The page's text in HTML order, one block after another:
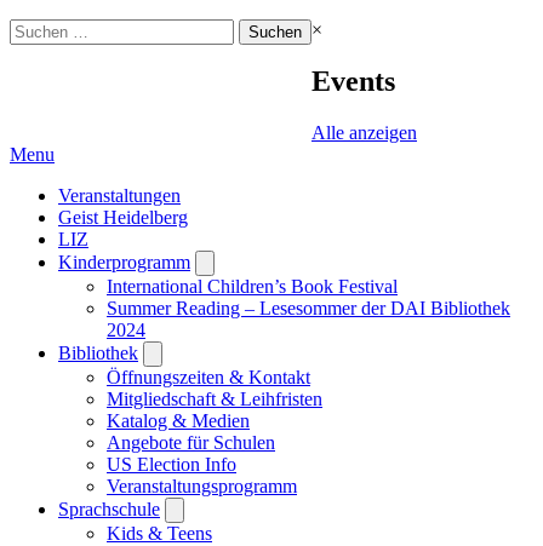
Suchen
nach:
×
Events
Alle anzeigen
Menu
Veranstaltungen
Geist Heidelberg
LIZ
Kinderprogramm
submenu
International Children’s Book Festival
Summer Reading – Lesesommer der DAI Bibliothek
2024
Bibliothek
submenu
Öffnungszeiten & Kontakt
Mitgliedschaft & Leihfristen
Katalog & Medien
Angebote für Schulen
US Election Info
Veranstaltungsprogramm
Sprachschule
submenu
Kids & Teens